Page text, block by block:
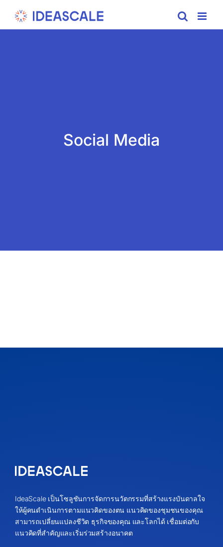
Social Media
IdeaScale เป็นโซลูชันการจัดการนวัตกรรมที่สร้างแรงบันดาลใจ
ให้ผู้คนดำเนินการตามแนวคิดของตน แนวคิดของชุมชนของคุณ
สามารถเปลี่ยนแปลงชีวิต ธุรกิจของคุณ และโลกได้ เชื่อมต่อกับ
แนวคิดที่สำคัญและเริ่มร่วมสร้างอนาคต